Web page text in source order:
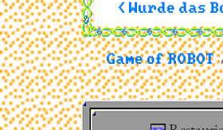
< Wurde das
Game of ROBOT